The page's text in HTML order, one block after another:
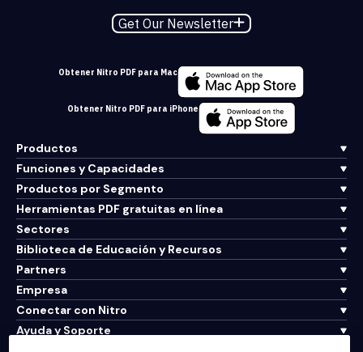
Get Our Newsletter
Obtener Nitro PDF para Mac
Obtener Nitro PDF para iPhone
Productos
Funciones y Capacidades
Productos por Segmento
Herramientas PDF gratuitas en línea
Sectores
Biblioteca de Educación y Recursos
Partners
Empresa
Conectar con Nitro
Ayuda y Soporte